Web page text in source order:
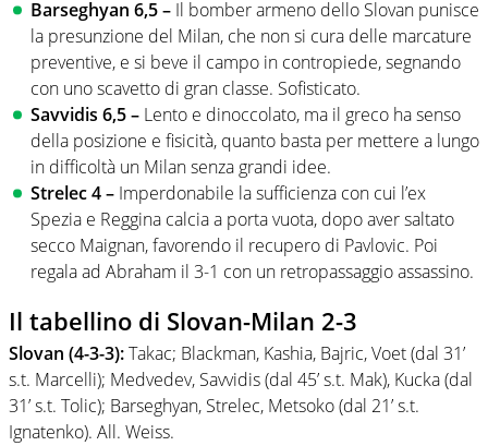
Barseghyan 6,5 – Il bomber armeno dello Slovan punisce
la presunzione del Milan, che non si cura delle marcature
preventive, e si beve il campo in contropiede, segnando
con uno scavetto di gran classe. Sofisticato.
Savvidis 6,5 – Lento e dinoccolato, ma il greco ha senso
della posizione e fisicità, quanto basta per mettere a lungo
in difficoltà un Milan senza grandi idee.
Strelec 4 – Imperdonabile la sufficienza con cui l’ex
Spezia e Reggina calcia a porta vuota, dopo aver saltato
secco Maignan, favorendo il recupero di Pavlovic. Poi
regala ad Abraham il 3-1 con un retropassaggio assassino.
Il tabellino di Slovan-Milan 2-3
Slovan (4-3-3):Takac; Blackman, Kashia, Bajric, Voet (dal 31’
s.t. Marcelli); Medvedev, Savvidis (dal 45’ s.t. Mak), Kucka (dal
31’ s.t. Tolic); Barseghyan, Strelec, Metsoko (dal 21’ s.t.
Ignatenko). All. Weiss.